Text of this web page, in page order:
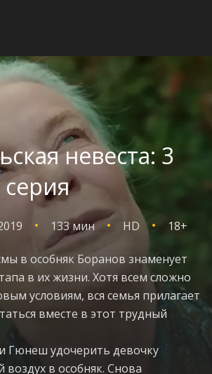
невеста: 3
серия
133 мин HD 18+
в особняк Боранов знаменует
в их жизни. Хотя всем сложно
условиям, вся семья прилагает
вместе в этот трудный
Гюнеш удочерить девочку
воздух в особняк. Снова